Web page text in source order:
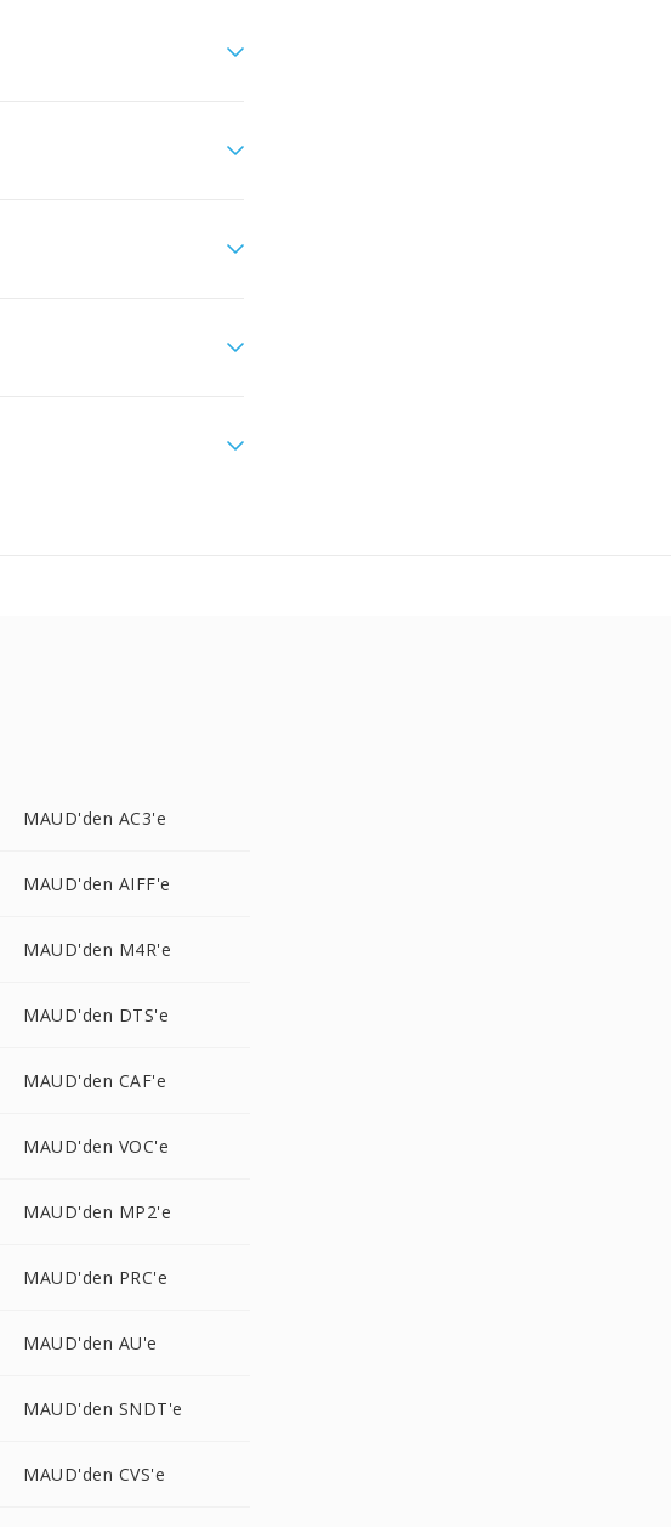
MAUD'den AC3'e
MAUD'den AIFF'e
MAUD'den M4R'e
MAUD'den DTS'e
MAUD'den CAF'e
MAUD'den VOC'e
MAUD'den MP2'e
MAUD'den PRC'e
MAUD'den AU'e
MAUD'den SNDT'e
MAUD'den CVS'e